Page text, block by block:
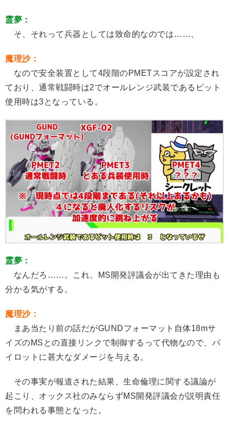
霊夢：
そ、それって兵器としては致命的なのでは……、
魔理沙：
なので安全装置として4段階のPMETスコアが設定され
ており、通常戦闘時は2でオールレンジ武装であるビット
使用時は3となっている。
霊夢：
なんだろ……。これ、MS開発評議会が出てきた理由も
分かる気がする。
魔理沙：
まあ当たり前の話だがGUNDフォーマット自体18mサ
イズのMSとの直接リンクで制御するって代物なので、パ
イロットに甚大なダメージを与える。
その事実が報道された結果、生命倫理に関する議論が
起こり、オックス社のみならずMS開発評議会が説明責任
を問われる事態となった。